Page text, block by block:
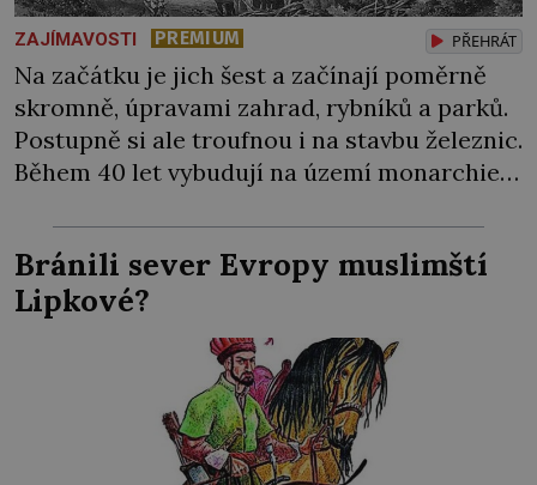
ZAJÍMAVOSTI PREMIUM PŘEHRÁT
Na začátku je jich šest a začínají poměrně
skromně, úpravami zahrad, rybníků a parků.
Postupně si ale troufnou i na stavbu železnic.
Během 40 let vybudují na území monarchie
Ohromně na tom zbohatnou… Podnikavého
ducha zdědí bratři Kleinové po otci
Johannovi (1756–1835), který má malý statek
Bránili sever Evropy muslimští
Lipkové?